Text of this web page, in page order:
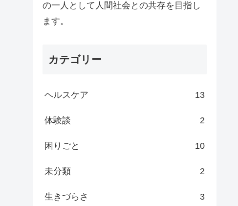
の一人として人間社会との共存を目指し
ます。
カテゴリー
ヘルスケア 13
体験談 2
困りごと 10
未分類 2
生きづらさ 3